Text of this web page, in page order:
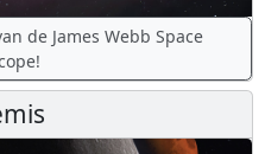
de James Webb Space